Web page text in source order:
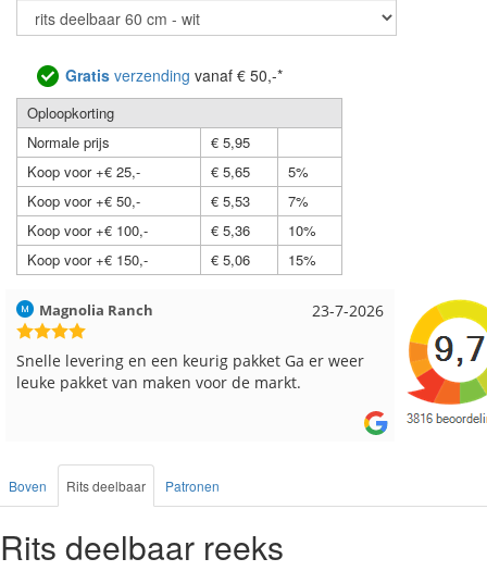
Gratis verzending vanaf € 50,-*
Oploopkorting
Normale prijs
€ 5,95
Koop voor +€ 25,-
€ 5,65
5%
Koop voor +€ 50,-
€ 5,53
7%
Koop voor +€ 100,-
€ 5,36
10%
Koop voor +€ 150,-
€ 5,06 15%
17-7-2026
Hilde uit Loyers
Reeds meerdere keren breigaren en breinaalden
besteld, altijd heel tevreden over de service.
Loes uit
Snelle
Boven Rits deelbaar Patronen
Rits deelbaar reeks